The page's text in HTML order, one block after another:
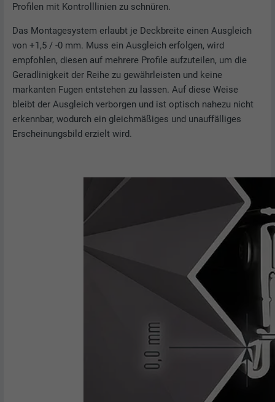
Profilen mit Kontrolllinien zu schnüren.
Das Montagesystem erlaubt je Deckbreite einen Ausgleich
von +1,5 / -0 mm. Muss ein Ausgleich erfolgen, wird
empfohlen, diesen auf mehrere Profile aufzuteilen, um die
Geradlinigkeit der Reihe zu gewährleisten und keine
markanten Fugen entstehen zu lassen. Auf diese Weise
bleibt der Ausgleich verborgen und ist optisch nahezu nicht
erkennbar, wodurch ein gleichmäßiges und unauffälliges
Erscheinungsbild erzielt wird.